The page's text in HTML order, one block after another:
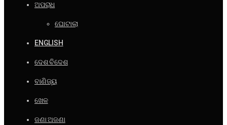
ଅପରାଧ
ଘୋଟାଲା
ENGLISH
ଦେଶ ବିଦେଶ
ବାଣିଜ୍ୟ
ଖେଳ
ଜଣା ଅଜଣା